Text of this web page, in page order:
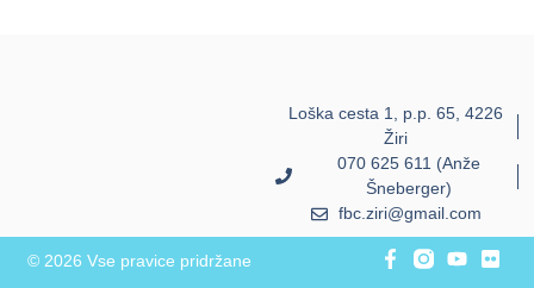
Loška cesta 1, p.p. 65, 4226
Žiri
070 625 611 (Anže
Šneberger)
fbc.ziri@gmail.com
© 2026 Vse pravice pridržane